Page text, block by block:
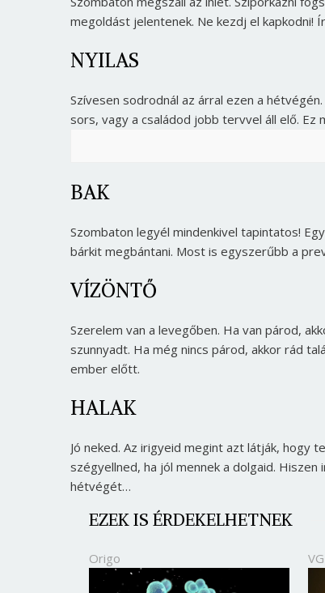
megoldást jelentenek. Ne kezdj el
NYILAS
Szívesen sodrodnál az árral ezen a
sors, vagy a családod jobb tervvel áll elő.
BAK
Szombaton legyél mindenkivel tapintatos!
bárkit megbántani. Most is egyszerűbb a
VÍZÖNTŐ
Szerelem van a levegőben. Ha van párod,
szunnyadt. Ha még nincs párod, akkor rád
ember előtt.
HALAK
Jó neked. Az irigyeid megint azt látják, hogy
szégyellned, ha jól mennek a dolgaid.
hétvégét…
EZEK IS ÉRDEKELHETNEK
Origo VG